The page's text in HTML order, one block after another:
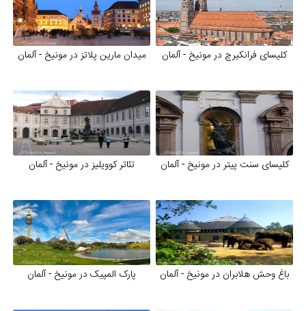
کلیسای فرانکیرچ در مونیخ - آلمان میدان مارین پلاتز در مونیخ - آلمان
کلیسای سنت پیتر در مونیخ - آلمان تئاتر کوویلیز در مونیخ - آلمان
باغ وحش هلابران در مونیخ - آلمان پارک المپیک در مونیخ - آلمان